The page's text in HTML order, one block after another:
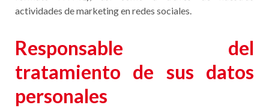
actividades de marketing en redes sociales.
Responsable del
tratamiento de sus datos
personales